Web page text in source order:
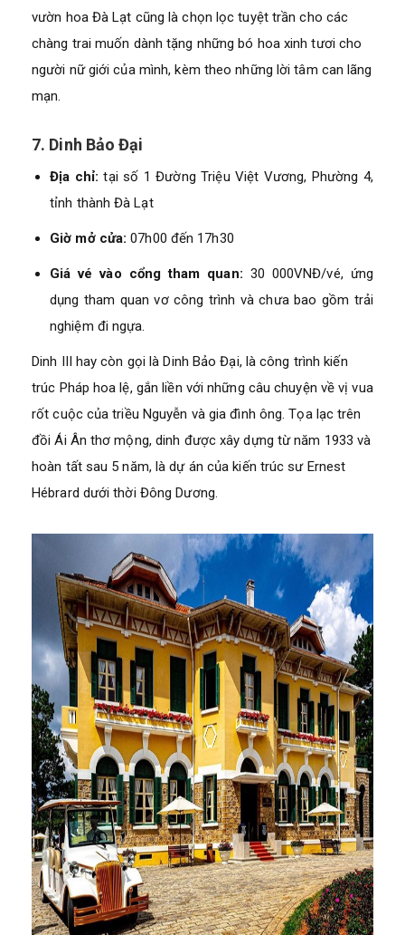
vườn hoa Đà Lạt cũng là chọn lọc tuyệt trần cho các
chàng trai muốn dành tặng những bó hoa xinh tươi cho
người nữ giới của mình, kèm theo những lời tâm can lãng
mạn.
7. Dinh Bảo Đại
Địa chỉ: tại số 1 Đường Triệu Việt Vương, Phường 4,
tỉnh thành Đà Lạt
Giờ mở cửa: 07h00 đến 17h30
Giá vé vào cổng tham quan: 30 000VNĐ/vé, ứng
dụng tham quan vơ công trình và chưa bao gồm trải
nghiệm đi ngựa.
Dinh III hay còn gọi là Dinh Bảo Đại, là công trình kiến
trúc Pháp hoa lệ, gắn liền với những câu chuyện về vị vua
rốt cuộc của triều Nguyễn và gia đình ông. Tọa lạc trên
đồi Ái Ân thơ mộng, dinh được xây dựng từ năm 1933 và
hoàn tất sau 5 năm, là dự án của kiến trúc sư Ernest
Hébrard dưới thời Đông Dương.